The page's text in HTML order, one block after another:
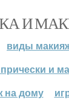
И
виды
и
на дому